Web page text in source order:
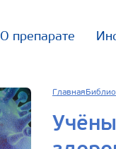
О препарате
Главная